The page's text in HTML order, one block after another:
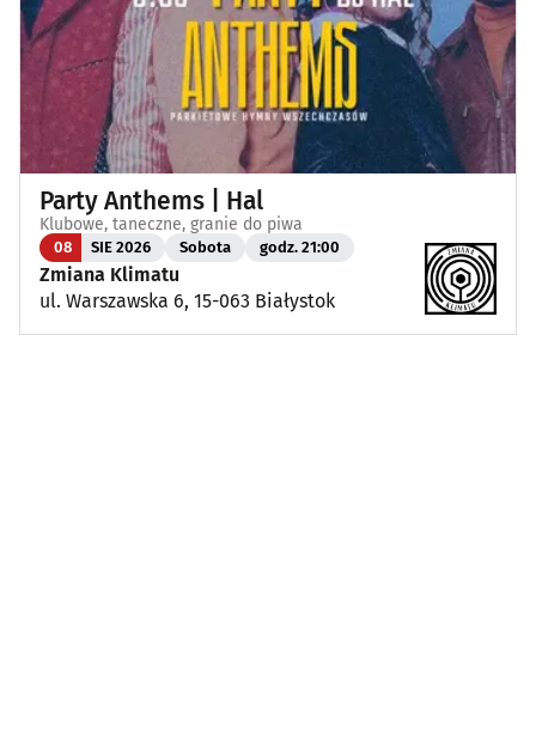
Party Anthems | Hal
Klubowe, taneczne, granie do piwa
08 SIE 2026 Sobota godz. 21:00
Zmiana Klimatu
ul. Warszawska 6, 15-063 Białystok